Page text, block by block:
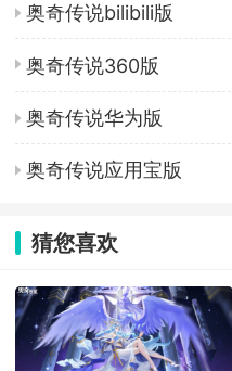
奥奇传说bilibili版
奥奇传说360版
奥奇传说华为版
奥奇传说应用宝版
猜您喜欢